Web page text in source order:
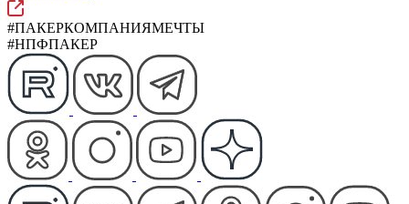
#ПАКЕРКОМПАНИЯМЕЧТЫ
#НПФПАКЕР